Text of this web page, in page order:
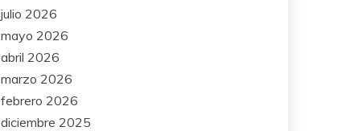
julio 2026
mayo 2026
abril 2026
marzo 2026
febrero 2026
diciembre 2025